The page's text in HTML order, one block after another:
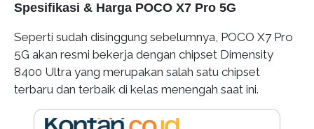
Spesifikasi & Harga POCO X7 Pro 5G
Seperti sudah disinggung sebelumnya, POCO X7 Pro
5G akan resmi bekerja dengan chipset Dimensity
8400 Ultra yang merupakan salah satu chipset
terbaru dan terbaik di kelas menengah saat ini.